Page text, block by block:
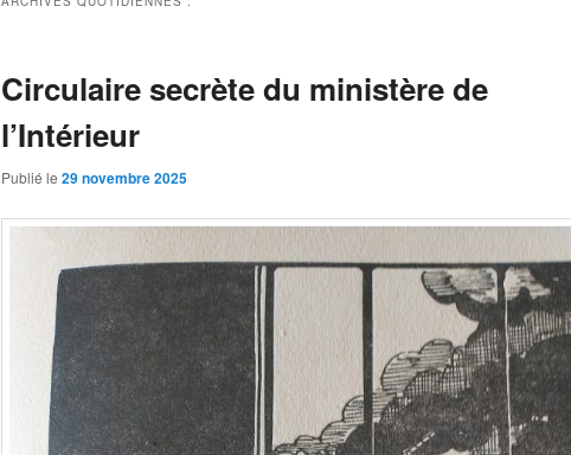
Circulaire secrète du ministère de
l’Intérieur
Publié le 29 novembre 2025